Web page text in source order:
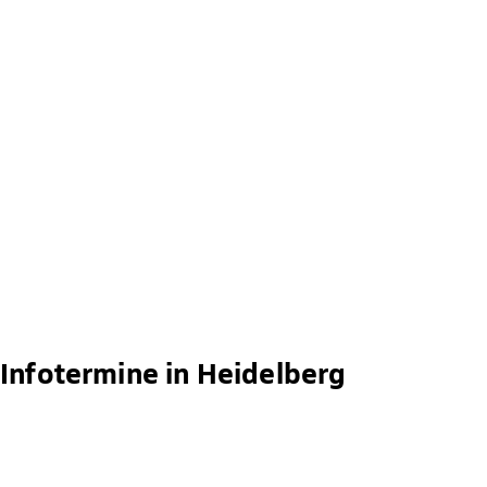
Infotermine in Heidelberg